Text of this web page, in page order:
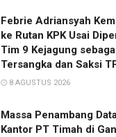
Febrie Adriansyah
ke Rutan KPK Usai
Tim 9 Kejagung
Tersangka dan Saksi
8 AGUSTUS 2026
Massa Penambang
Kantor PT Timah di